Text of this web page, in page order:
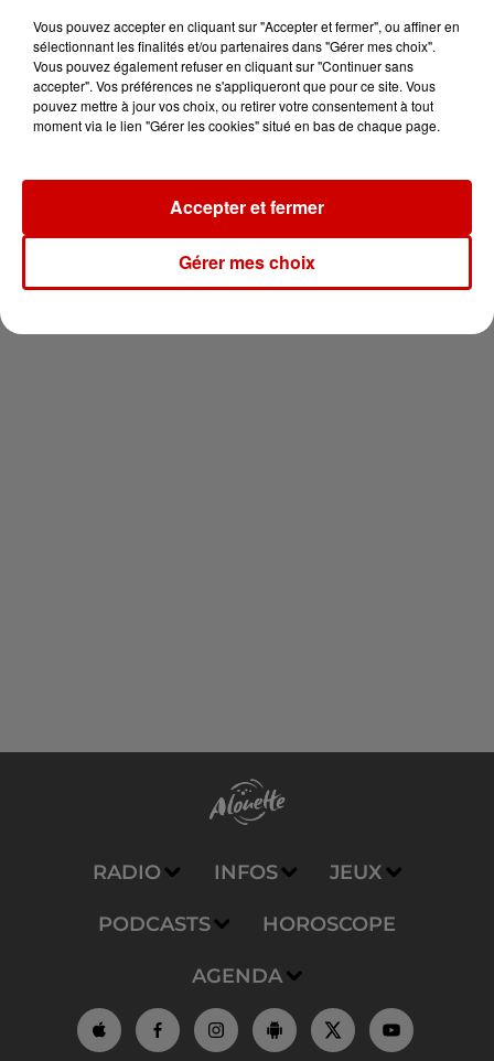
Destination Vacances : inscrivez-
vous !
Newsletter
RADIO INFOS JEUX
PODCASTS HOROSCOPE
AGENDA
Vous pouvez accepter en cliquant sur "Accepter et fermer", ou affiner en
sélectionnant les finalités et/ou partenaires dans "Gérer mes choix".
Vous pouvez également refuser en cliquant sur "Continuer sans
accepter". Vos préférences ne s'appliqueront que pour ce site. Vous
pouvez mettre à jour vos choix, ou retirer votre consentement à tout
moment via le lien "Gérer les cookies" situé en bas de chaque page.
Gérer mes choix
Accepter et fermer